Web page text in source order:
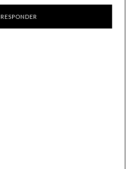
RESPONDER